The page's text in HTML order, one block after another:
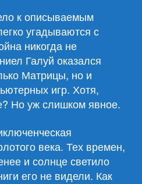
к описываемым
угадываются с
никогда не
Галуй оказался
Матрицы, но и
игр. Хотя,
Но уж слишком явное.
века. Тех времен,
и солнце светило
его не видели. Как